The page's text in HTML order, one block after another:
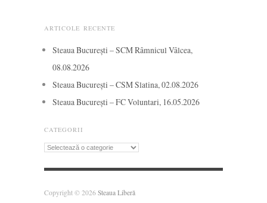
ARTICOLE RECENTE
Steaua București – SCM Râmnicul Vâlcea,
08.08.2026
Steaua București – CSM Slatina, 02.08.2026
Steaua București – FC Voluntari, 16.05.2026
CATEGORII
Categorii
Copyright © 2026 Steaua Liberă